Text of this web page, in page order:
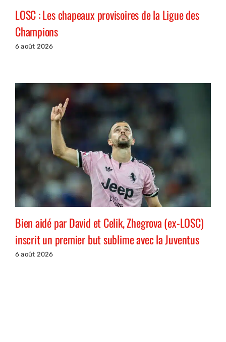
LOSC : Les chapeaux provisoires de la Ligue des
Champions
6 août 2026
Bien aidé par David et Celik, Zhegrova (ex-LOSC)
inscrit un premier but sublime avec la Juventus
6 août 2026